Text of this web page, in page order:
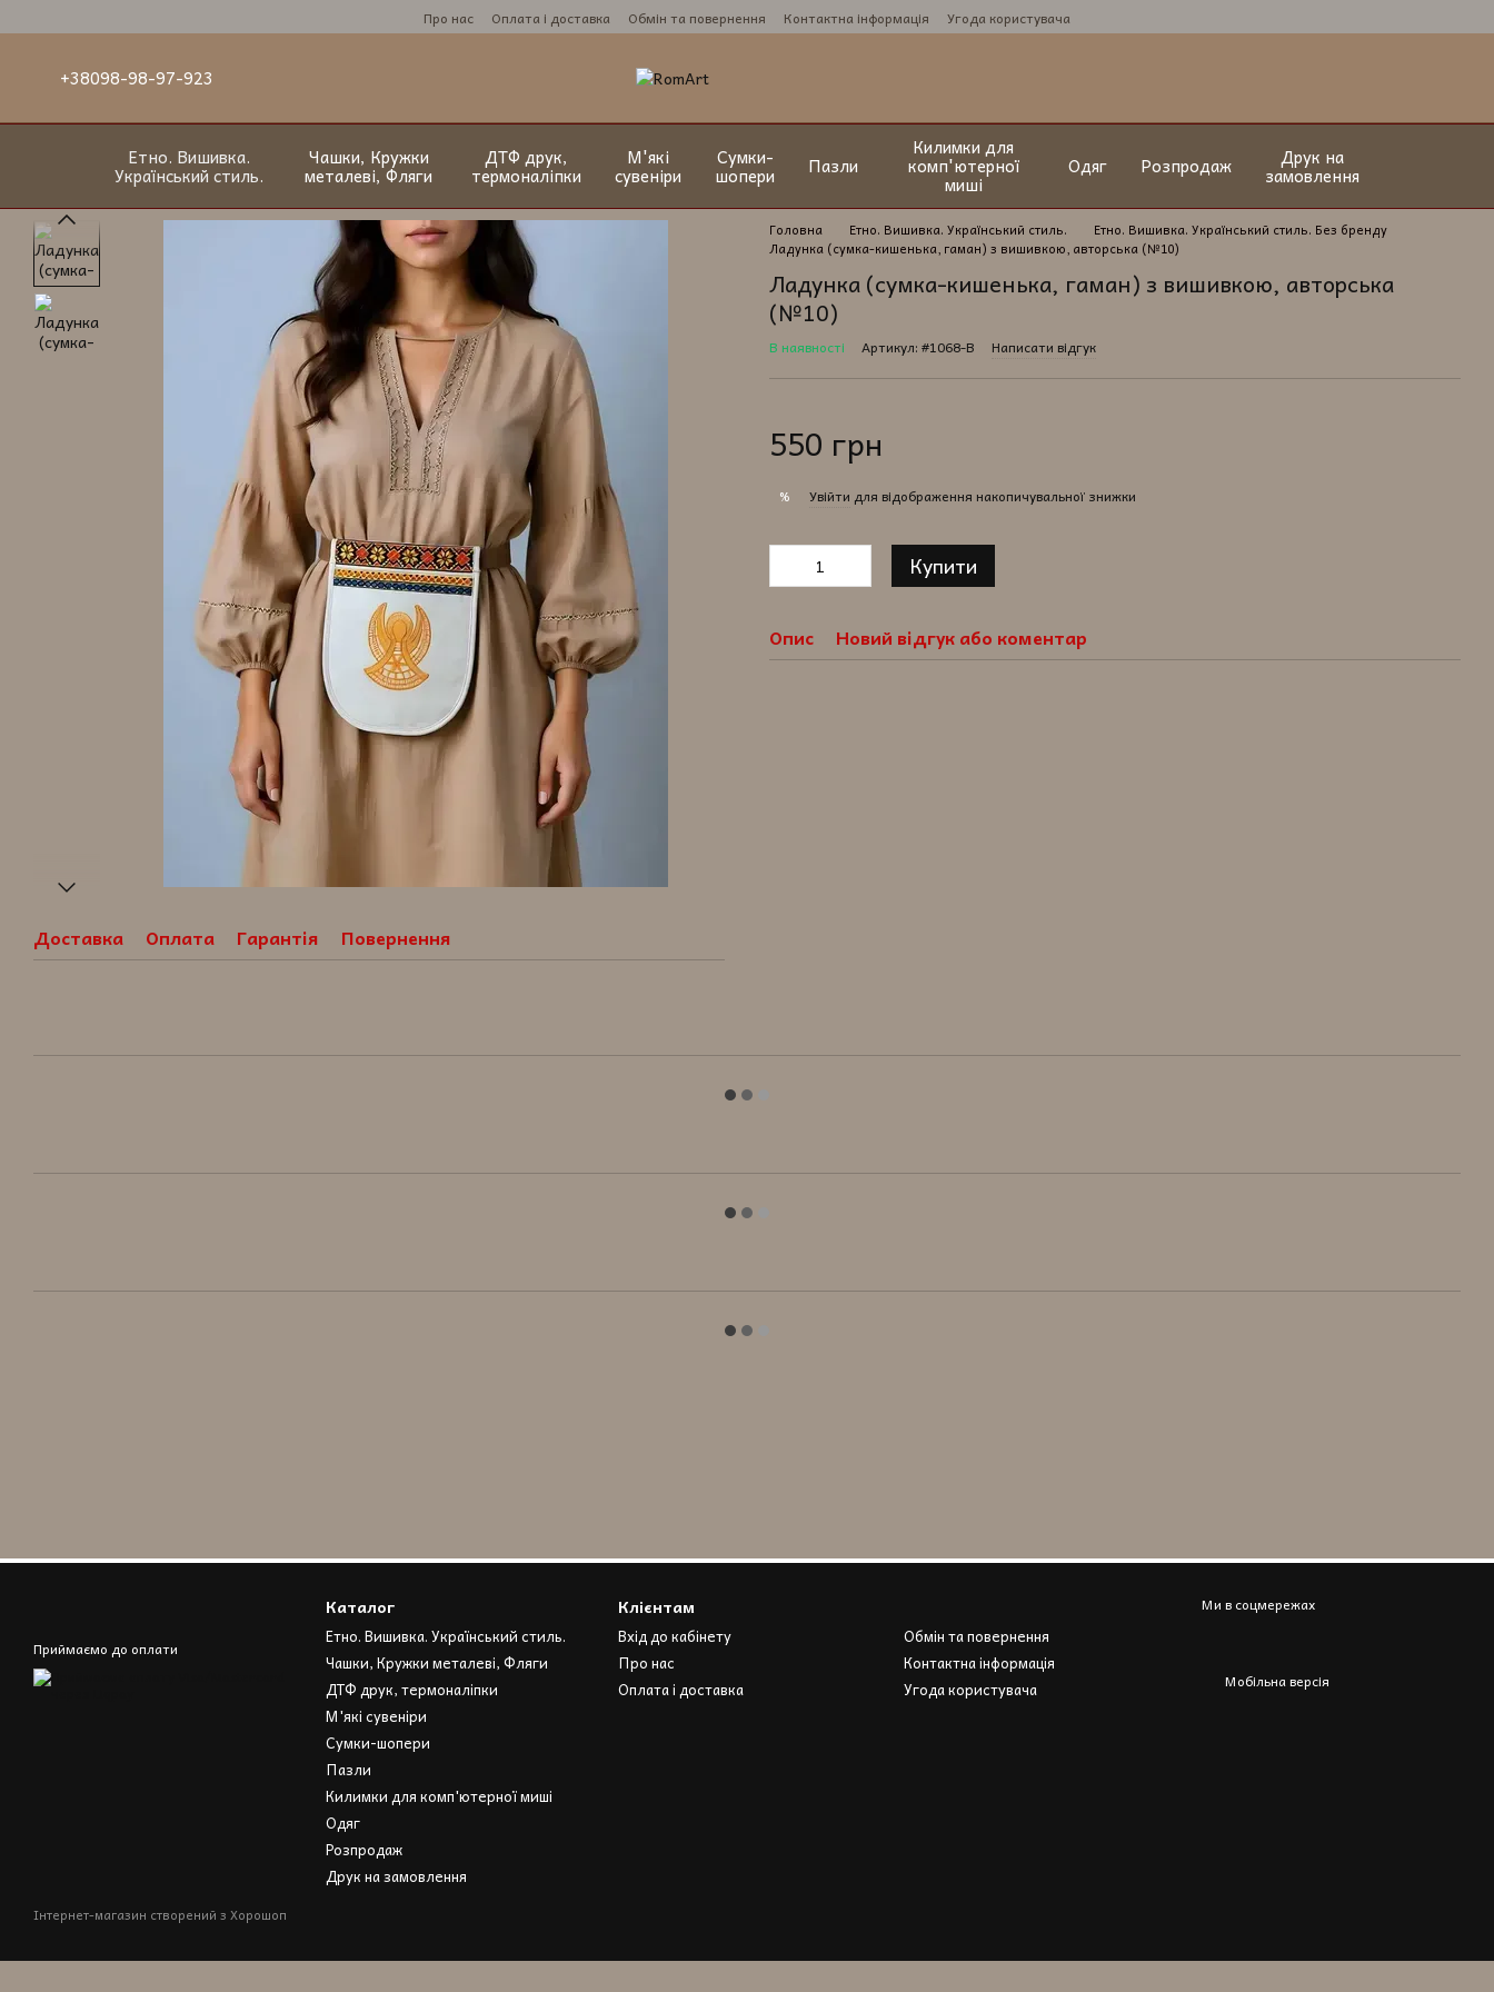
Про нас Оплата і доставка Обмін та повернення Контактна інформація Угода користувача
+38098-98-97-923
Етно. Вишивка.
Український стиль.
Чашки, Кружки
металеві, Фляги
ДТФ друк,
термоналіпки
М'які
сувеніри
Сумки-
шопери Пазли
Килимки для
комп'ютерної
миші
Одяг Розпродаж Друк на
замовлення
Доставка Оплата Гарантія Повернення
Головна Етно. Вишивка. Український стиль.
Етно. Вишивка. Український стиль. Без бренду
Ладунка (сумка-кишенька, гаман) з вишивкою, авторська (№10)
Ладунка (сумка-кишенька, гаман) з вишивкою, авторська
(№10)
В наявності Артикул: #1068-В Написати відгук
550 грн
% Увійти для відображення накопичувальної знижки
Купити
Опис Новий відгук або коментар
Приймаємо до оплати
Інтернет-магазин створений з Хорошоп
Каталог
Етно. Вишивка. Український стиль.
Чашки, Кружки металеві, Фляги
ДТФ друк, термоналіпки
М'які сувеніри
Сумки-шопери
Пазли
Килимки для комп'ютерної миші
Одяг
Розпродаж
Друк на замовлення
Клієнтам
Вхід до кабінету
Про нас
Оплата і доставка
Обмін та повернення
Контактна інформація
Угода користувача
Ми в соцмережах
Мобільна версія